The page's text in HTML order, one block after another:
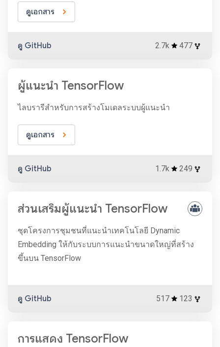
ดูเอกสาร
ดู GitHub 2.7k 477
ผู้แนะนำ TensorFlow
ไลบรารีสำหรับการสร้างโมเดลระบบผู้แนะนำ
ดูเอกสาร
ดู GitHub 1.7k 249
ส่วนเสริมผู้แนะนำ TensorFlow
ชุดโครงการชุมชนที่แนะนำเทคโนโลยี Dynamic
Embedding ให้กับระบบการแนะนำขนาดใหญ่ที่สร้าง
ขึ้นบน TensorFlow
ดู GitHub 517 123
การแสดง TensorFlow